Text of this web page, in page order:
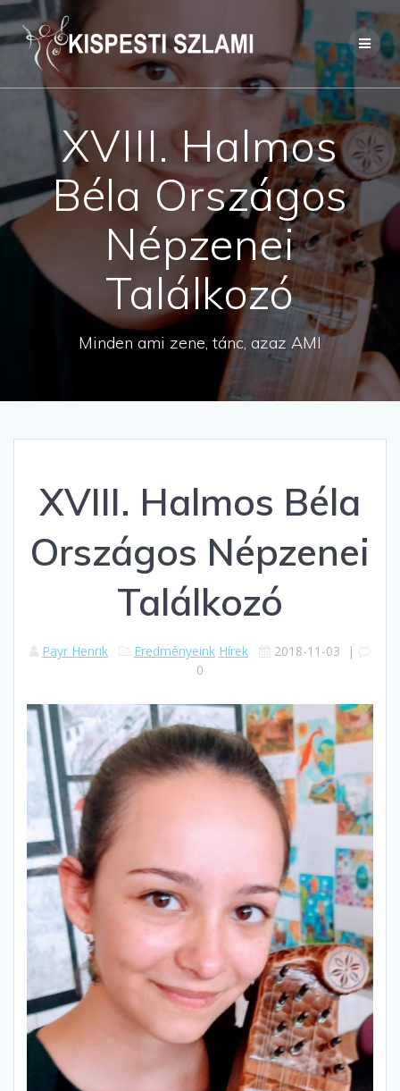
content
XVIII. Halmos
Béla Országos
Népzenei
Találkozó
Minden ami zene, tánc, azaz AMI
XVIII. Halmos Béla
Országos Népzenei
Találkozó
Payr Henrik Eredményeink Hírek 2018-11-03 |
0